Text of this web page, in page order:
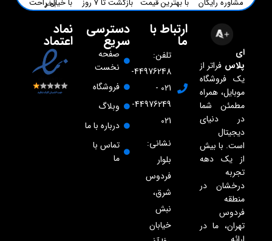
مشاوره رایگان
با بهترین قیمت بازگشت تا 7 روز
با خیال راحت بخر
ای
پلاس فراتر از
یک فروشگاه
موبایل، همراه
مطمئن شما
در دنیای
دیجیتال
است. با بیش
از یک دهه
تجربه
درخشان در
منطقه
فردوس
تهران، ما در
ارتباط با
ما
تلفن:
44976248-
021 -
44976249-
021
نشانی:
بلوار
فردوس
شرق،
نبش
خیابان
دسترسی
سریع
صفحه
نخست
فروشگاه
وبلاگ
درباره با ما
تماس با
ما
نماد
اعتماد